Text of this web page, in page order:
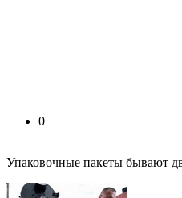
0
Упаковочные пакеты бывают